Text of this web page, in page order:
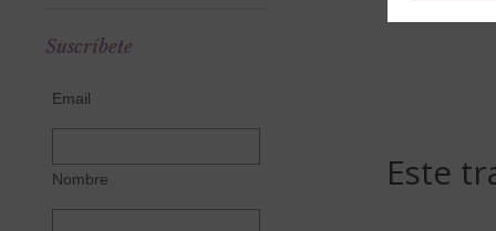
Suscríbete
Email
Nombre Este